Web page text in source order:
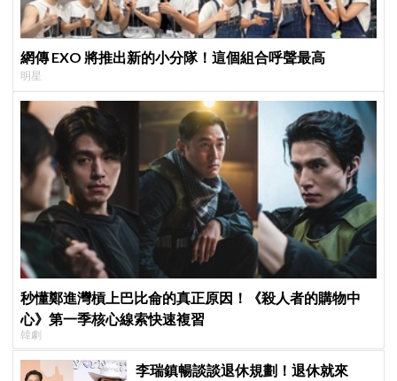
網傳 EXO 將推出新的小分隊！這個組合呼聲最高
明星
秒懂鄭進灣槓上巴比侖的真正原因！《殺人者的購物中
心》第一季核心線索快速複習
韓劇
李瑞鎮暢談談退休規劃！退休就來